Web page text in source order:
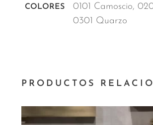
COLORES
0101 Camoscio,
0301 Quarzo
PRODUCTOS